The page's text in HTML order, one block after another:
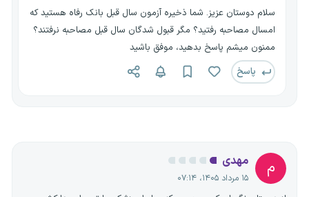
سلام دوستان عزیز. شما ذخیره آزمون سال قبل بانک رفاه هستید که
امسال مصاحبه رفتید؟ مگر قبول شدگان سال قبل مصاحبه نرفتند؟
ممنون میشم پاسخ بدهید، موفق باشید
پاسخ
م مهدی
۱۵ مرداد ۱۴۰۵، ۰۷:۱۴